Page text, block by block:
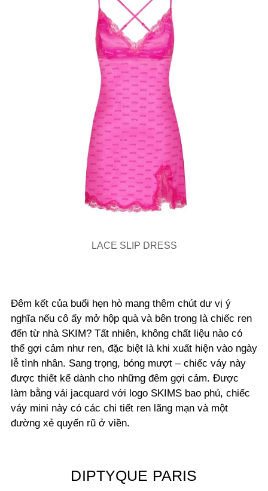
LACE SLIP DRESS
Đêm kết của buổi hẹn hò mang thêm chút dư vị ý
nghĩa nếu cô ấy mở hộp quà và bên trong là chiếc ren
đến từ nhà SKIM? Tất nhiên, không chất liệu nào có
thể gợi cảm như ren, đặc biệt là khi xuất hiện vào ngày
lễ tình nhân. Sang trọng, bóng mượt – chiếc váy này
được thiết kế dành cho những đêm gợi cảm. Được
làm bằng vải jacquard với logo SKIMS bao phủ, chiếc
váy mini này có các chi tiết ren lãng mạn và một
đường xẻ quyến rũ ở viền.
DIPTYQUE PARIS